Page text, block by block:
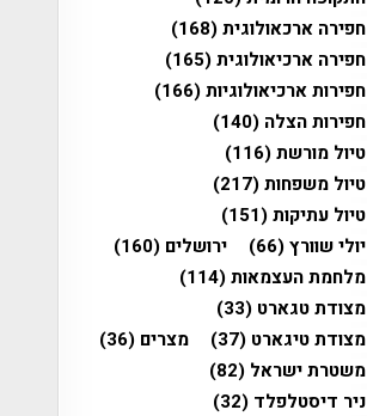
חפירה ארכאולוגית(168)
חפירה ארכיאולוגית(165)
חפירות ארכיאולוגיות(166)
חפירות הצלה (140)
טיול מורשת(116)
טיול משפחות(217)
טיול עתיקות(151)
יולי שוורץ(66) ירושלים (160)
מלחמת העצמאות(114)
מצודת טגארט (33)
מצודת טיגארט (37) מצרים (36)
משטרת ישראל (82)
ניר דיסטלפלד (32)